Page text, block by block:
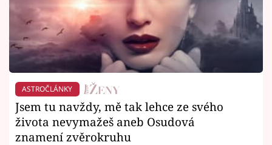
ASTROČLÁNKY
Jsem tu navždy, mě tak lehce ze svého
života nevymažeš aneb Osudová
znamení zvěrokruhu